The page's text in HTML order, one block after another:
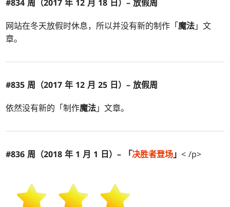
#834 周（2017 年 12 月 18 日）– 放假周
网站在冬天放假时休息，所以并没有新的制作「魔法」文
章。
#835 周（2017 年 12 月 25 日）– 放假周
依然没有新的「制作魔法」文章。
#836 周（2018 年 1 月 1 日）– 「决胜者登场」< /p>